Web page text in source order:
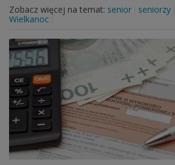
Zobacz więcej na temat: senior seniorzy
Wielkanoc